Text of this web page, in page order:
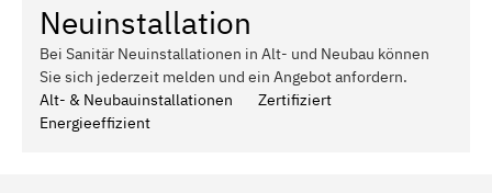
Neuinstallation
Bei Sanitär Neuinstallationen in Alt- und Neubau können
Sie sich jederzeit melden und ein Angebot anfordern.
Alt- & Neubauinstallationen
Zertifiziert
Energieeffizient